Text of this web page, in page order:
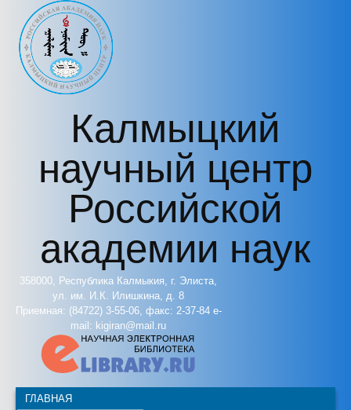
Перейти к основному содержанию
Калмыцкий
научный центр
Российской
академии наук
358000, Республика Калмыкия, г. Элиста,
ул. им. И.К. Илишкина, д. 8
Приемная: (84722) 3-55-06, факс: 2-37-84 e-
mail: kigiran@mail.ru
ГЛАВНАЯ